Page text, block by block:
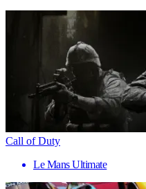
Call of Duty
Le Mans Ultimate